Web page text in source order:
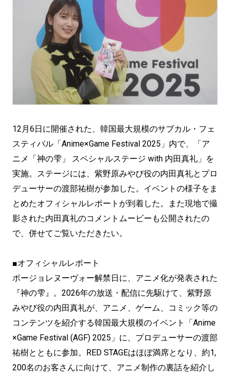
12月6日に開催された、韓国最⼤規模のサブカル・フェ
スティバル「Anime×Game Festival 2025」内で、「ア
ニメ「神の雫」 スペシャルステージ with 内田真礼」を
実施。ステージには、紫野原みやび役の内田真礼とプロ
デューサーの渡部祐樹が参加した。イベントの様子をま
とめたオフィシャルレポートが到着した。また現地で撮
影された内田真礼のコメントムービーも公開されたの
で、併せてご覧いただきたい。
■オフィシャルレポート
ボージョレヌーヴォー解禁日に、アニメ化が発表された
『神の雫』。2026年の放送・配信に先駆けて、紫野原
みやび役の内田真礼が、アニメ、ゲーム、コミック等の
コンテンツを紹介する韓国最⼤規模のイベント「Anime
×Game Festival (AGF) 2025」に、プロデューサーの渡部
祐樹とともに参加。RED STAGEはほぼ満席となり、約1,
200名のお客さんに向けて、アニメ制作の裏話を紹介し